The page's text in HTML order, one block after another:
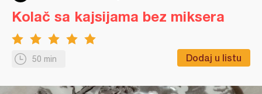
50 min Dodaj u listu
Kolač sa kajsijama bez miksera